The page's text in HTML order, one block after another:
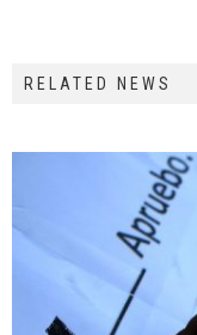
RELATED NEWS